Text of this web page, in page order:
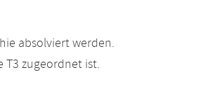
absolviert werden.
T3 zugeordnet ist.